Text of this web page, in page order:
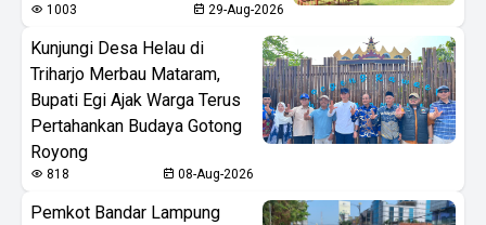
1003 29-Aug-2026
Kunjungi Desa Helau di
Triharjo Merbau Mataram,
Bupati Egi Ajak Warga Terus
Pertahankan Budaya Gotong
Royong
818 08-Aug-2026
Pemkot Bandar Lampung